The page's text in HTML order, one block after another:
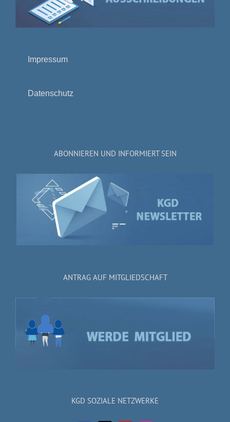
Impressum
Datenschutz
ABONNIEREN UND INFORMIERT SEIN
ANTRAG AUF MITGLIEDSCHAFT
KGD SOZIALE NETZWERKE